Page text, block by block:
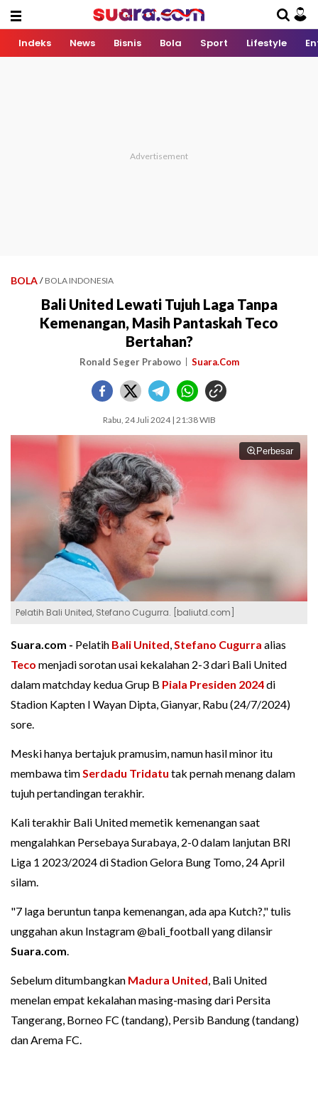
Indeks News Bisnis Bola Sport Lifestyle
BOLA / BOLA INDONESIA
Bali United Lewati Tujuh Laga Tanpa
Kemenangan, Masih Pantaskah Teco
Bertahan?
Ronald Seger Prabowo Suara.Com
Rabu, 24 Juli 2024 | 21:38 WIB
Perbesar
Pelatih Bali United, Stefano Cugurra. [baliutd.com]
Suara.com - Pelatih Bali United,Stefano Cugurra alias
Teco menjadi sorotan usai kekalahan 2-3 dari Bali United
dalam matchday kedua Grup B Piala Presiden 2024di
Stadion Kapten I Wayan Dipta, Gianyar, Rabu (24/7/2024)
sore.
Meski hanya bertajuk pramusim, namun hasil minor itu
membawa timSerdadu Tridatu tak pernah menang dalam
tujuh pertandingan terakhir.
Kali terakhir Bali United memetik kemenangan saat
mengalahkan Persebaya Surabaya, 2-0 dalam lanjutan BRI
Liga 1 2023/2024 di Stadion Gelora Bung Tomo, 24 April
silam.
"7 laga beruntun tanpa kemenangan, ada apa Kutch?," tulis
unggahan akun Instagram @bali_football yang dilansir
Suara.com.
Sebelum ditumbangkan Madura United, Bali United
menelan empat kekalahan masing-masing dari Persita
Tangerang, Borneo FC (tandang), Persib Bandung (tandang)
dan Arema FC.